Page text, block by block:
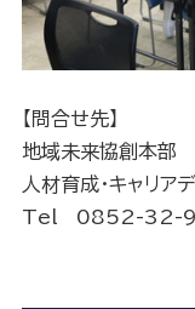
【問合せ先】
地域未来協創本部
人材育成・キャリア
Tel 0852-32-